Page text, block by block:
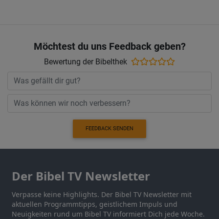
Möchtest du uns Feedback geben?
Bewertung der Bibelthek
FEEDBACK SENDEN
Der Bibel TV Newsletter
Verpasse keine Highlights. Der Bibel TV Newsletter mit
aktuellen Programmtipps, geistlichem Impuls und
Neuigkeiten rund um Bibel TV informiert Dich jede Woche.